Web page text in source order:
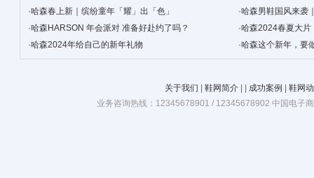
·哈森春上新｜缤纷童年「耀」出「色」 ·哈森男鞋国风来袭
·哈森HARSON 年会派对 准备好赴约了吗？ ·哈森2024春夏大片
·哈森2024年给自己的新年礼物 ·哈森这个新年，要
关于我们 鞋网简介 成功案例
鞋网
业务咨询热线：12345678901 / 12345678902 中国电子